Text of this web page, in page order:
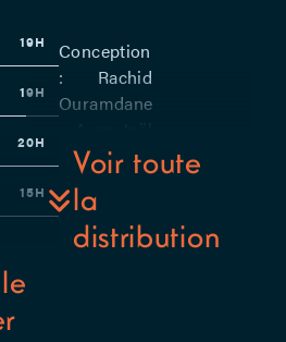
Conception
: Rachid
Ouramdane
Azou en
alternance
avec Pablo
Monedero,
Voir toute
la
distribution
19H
19H
20H
15H